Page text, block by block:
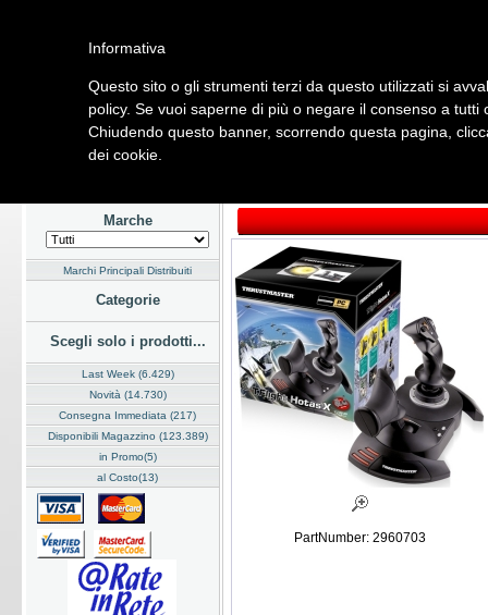
Listino Marchi Dati Cliente Servizi Company
Hardware Software Fotografia Telefonia Audio Video
Marche
Marchi Principali Distribuiti
Categorie
Scegli solo i prodotti...
Last Week (6.429)
Novità (14.730)
Consegna Immediata (217)
Disponibili Magazzino (123.389)
in Promo(5)
al Costo(13)
PartNumber: 2960703
Informativa
Questo sito o gli strumenti terzi da questo utilizzati si
policy. Se vuoi saperne di più o negare il consenso a
Chiudendo questo banner, scorrendo questa pagina,
dei cookie.